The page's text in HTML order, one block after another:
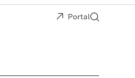
Portal